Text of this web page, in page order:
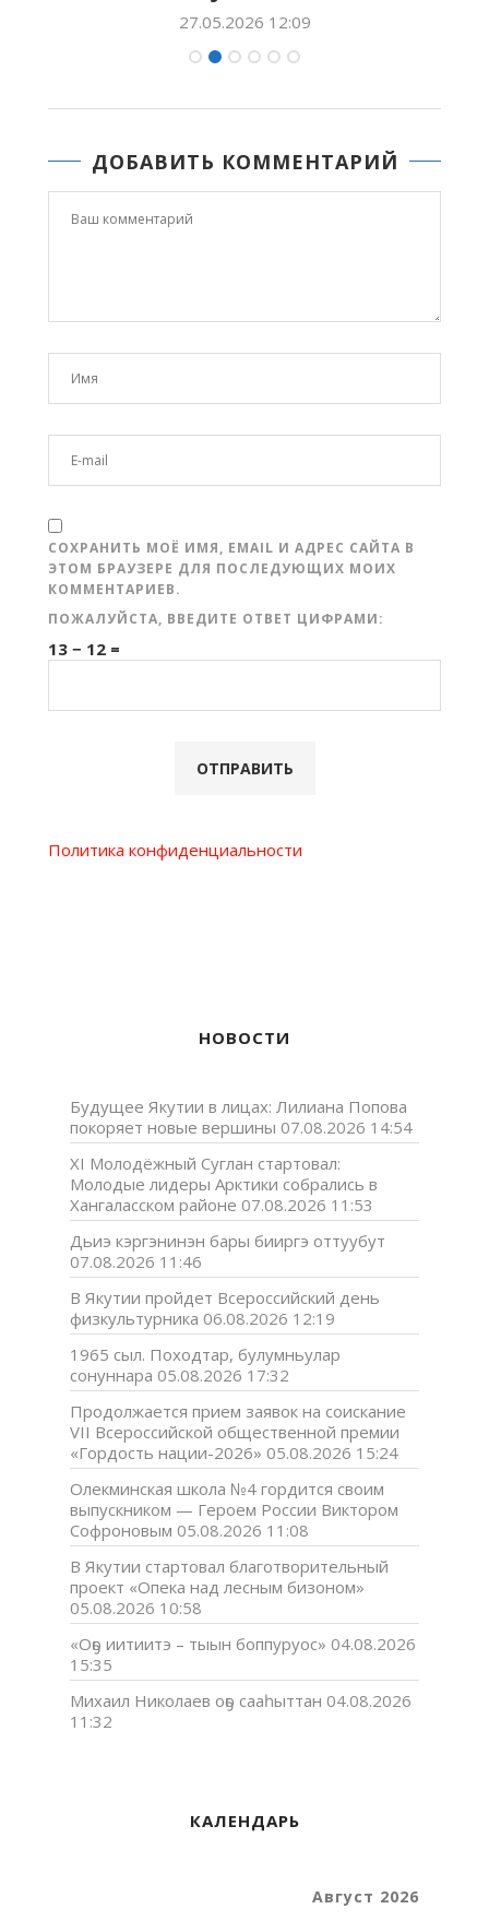
27.05.2026 12:09
ДОБАВИТЬ КОММЕНТАРИЙ
СОХРАНИТЬ МОЁ ИМЯ, EMAIL И АДРЕС САЙТА В
ЭТОМ БРАУЗЕРЕ ДЛЯ ПОСЛЕДУЮЩИХ МОИХ
КОММЕНТАРИЕВ.
ПОЖАЛУЙСТА, ВВЕДИТЕ ОТВЕТ ЦИФРАМИ:
13 − 12 =
Политика конфиденциальности
НОВОСТИ
Будущее Якутии в лицах: Лилиана Попова
покоряет новые вершины 07.08.2026 14:54
XI Молодёжный Суглан стартовал:
Молодые лидеры Арктики собрались в
Хангаласском районе 07.08.2026 11:53
Дьиэ кэргэнинэн бары бииргэ оттуубут
07.08.2026 11:46
В Якутии пройдет Всероссийский день
физкультурника 06.08.2026 12:19
1965 сыл. Походтар, булумньулар
сонуннара 05.08.2026 17:32
Продолжается прием заявок на соискание
VII Всероссийской общественной премии
«Гордость нации-2026» 05.08.2026 15:24
Олекминская школа №4 гордится своим
выпускником — Героем России Виктором
Софроновым 05.08.2026 11:08
В Якутии стартовал благотворительный
проект «Опека над лесным бизоном»
05.08.2026 10:58
«Оҕо иитиитэ – тыын боппуруос» 04.08.2026
15:35
Михаил Николаев оҕо сааһыттан 04.08.2026
11:32
КАЛЕНДАРЬ
Август 2026